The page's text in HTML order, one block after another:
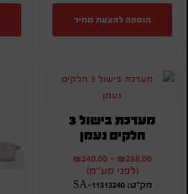
הוספה להצעת מחיר
מערכת בישול 3
חלקים נעמן
₪288.00
-
₪240.00
(לפני מע"מ)
מק"ט: SA-11313240